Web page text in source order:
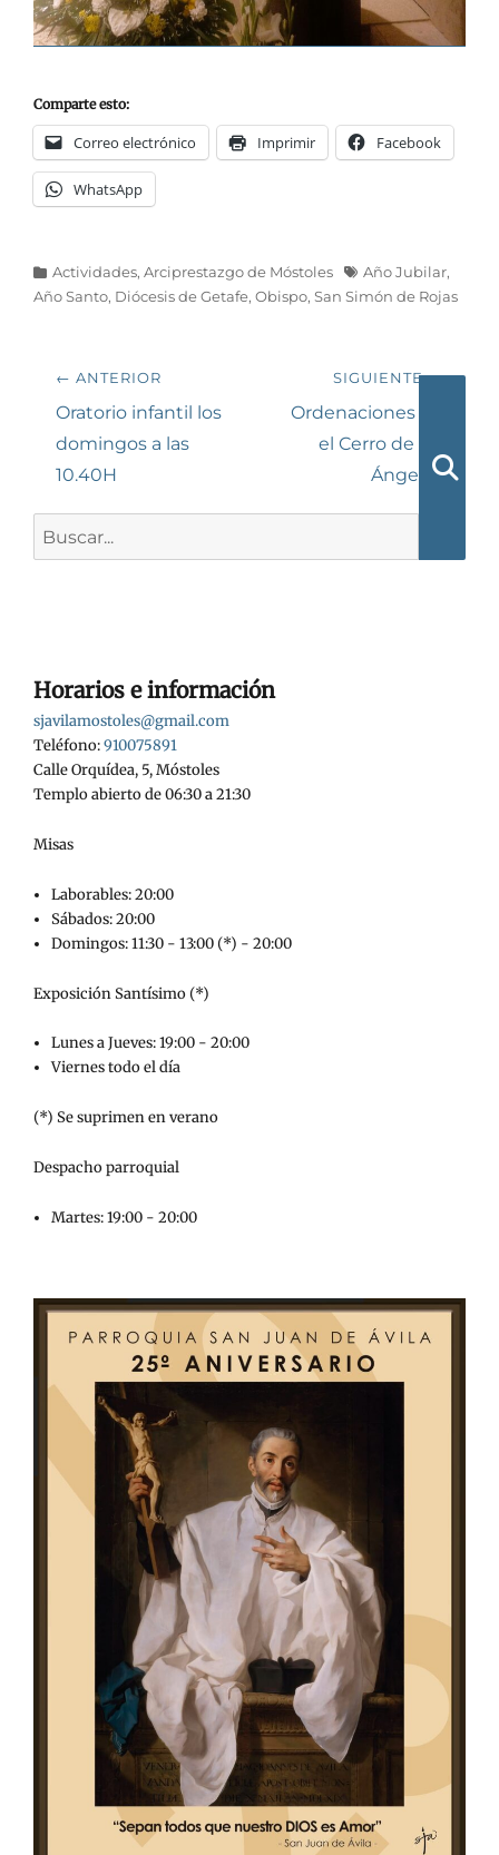
Comparte esto:
Correo electrónico Imprimir Facebook
WhatsApp
Categorías
Actividades, Arciprestazgo de Móstoles Etiquetas
Año Jubilar,
Año Santo, Diócesis de Getafe, Obispo, San Simón de Rojas
Navegación
de
entradas
← ANTERIOR
Entrada
anterior:
Oratorio infantil los
domingos a las
10.40H
SIGUIENTE →
Siguiente
entrada:
Ordenaciones en
el Cerro de los
Ángeles
Horarios e información
sjavilamostoles@gmail.com
Teléfono:910075891
Calle Orquídea, 5, Móstoles
Templo abierto de 06:30 a 21:30
Misas
Laborables: 20:00
Sábados: 20:00
Domingos: 11:30 - 13:00 (*) - 20:00
Exposición Santísimo (*)
Lunes a Jueves: 19:00 - 20:00
Viernes todo el día
(*) Se suprimen en verano
Despacho parroquial
Martes: 19:00 - 20:00